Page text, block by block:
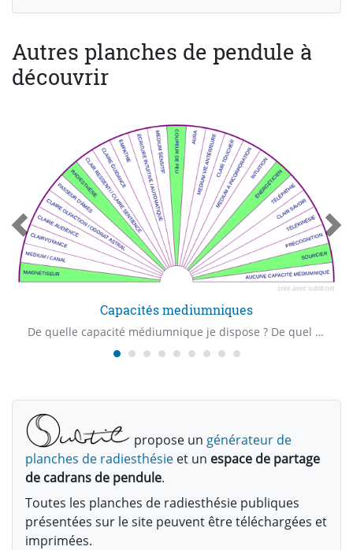
Autres planches de pendule à
découvrir
Capacités mediumniques
De quelle capacité médiumnique je dispose ? De quel "Claire" capacité je dispose ? Quelle est ma première capacité médiumnique ?
propose un générateur de
planches de radiesthésie et un espace de partage
de cadrans de pendule.
Toutes les planches de radiesthésie publiques
présentées sur le site peuvent être téléchargées et
imprimées.